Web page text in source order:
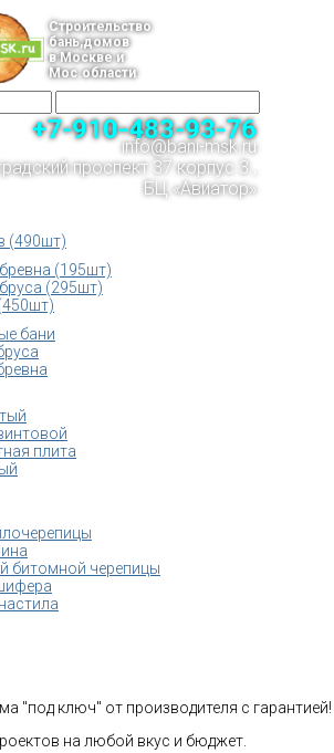
Строительство
бань,домов
в Москве и
Мос.области
+7-910-483-93-76
info@bani-msk.ru
проспект 37 корпус 3 ,
БЦ «Авиатор»
(490шт)
(195шт)
(295шт)
бани
плита
битомной черепицы
"под ключ" от производителя с гарантией!
на любой вкус и бюджет.